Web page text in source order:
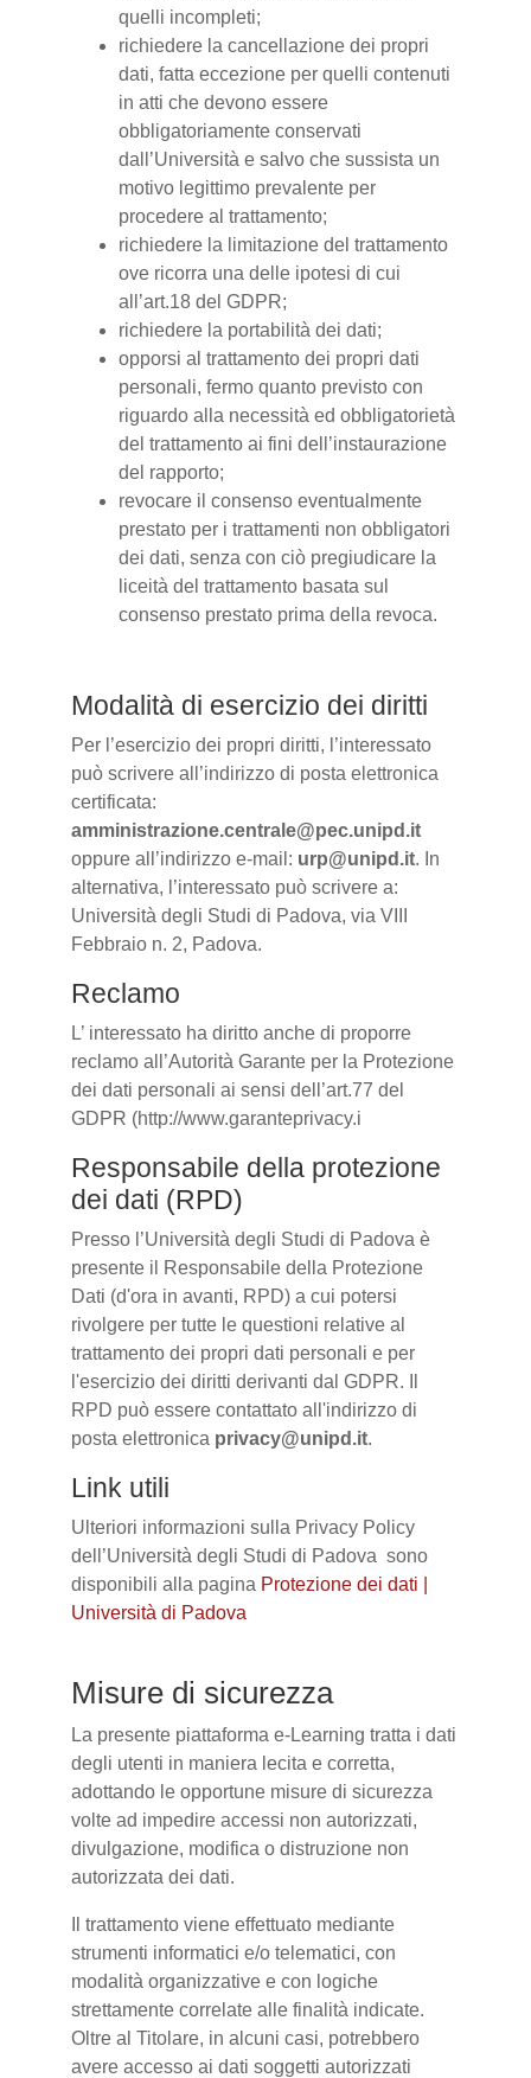
quelli incompleti;
richiedere la cancellazione dei propri
dati, fatta eccezione per quelli contenuti
in atti che devono essere
obbligatoriamente conservati
dall’Università e salvo che sussista un
motivo legittimo prevalente per
procedere al trattamento;
richiedere la limitazione del trattamento
ove ricorra una delle ipotesi di cui
all’art.18 del GDPR;
richiedere la portabilità dei dati;
opporsi al trattamento dei propri dati
personali, fermo quanto previsto con
riguardo alla necessità ed obbligatorietà
del trattamento ai fini dell’instaurazione
del rapporto;
revocare il consenso eventualmente
prestato per i trattamenti non obbligatori
dei dati, senza con ciò pregiudicare la
liceità del trattamento basata sul
consenso prestato prima della revoca.
Modalità di esercizio dei diritti
Per l’esercizio dei propri diritti, l’interessato
può scrivere all’indirizzo di posta elettronica
certificata:
amministrazione.centrale@pec.unipd.it
oppure all’indirizzo e-mail: urp@unipd.it. In
alternativa, l’interessato può scrivere a:
Università degli Studi di Padova, via VIII
Febbraio n. 2, Padova.
Reclamo
L’ interessato ha diritto anche di proporre
reclamo all’Autorità Garante per la Protezione
dei dati personali ai sensi dell’art.77 del
GDPR (http://www.garanteprivacy.i
Responsabile della protezione
dei dati (RPD)
Presso l’Università degli Studi di Padova è
presente il Responsabile della Protezione
Dati (d'ora in avanti, RPD) a cui potersi
rivolgere per tutte le questioni relative al
trattamento dei propri dati personali e per
l'esercizio dei diritti derivanti dal GDPR. Il
RPD può essere contattato all'indirizzo di
posta elettronica privacy@unipd.it.
Link utili
Ulteriori informazioni sulla Privacy Policy
dell’Università degli Studi di Padova sono
disponibili alla pagina Protezione dei dati |
Università di Padova
Misure di sicurezza
La presente piattaforma e-Learning tratta i dati
degli utenti in maniera lecita e corretta,
adottando le opportune misure di sicurezza
volte ad impedire accessi non autorizzati,
divulgazione, modifica o distruzione non
autorizzata dei dati.
Il trattamento viene effettuato mediante
strumenti informatici e/o telematici, con
modalità organizzative e con logiche
strettamente correlate alle finalità indicate.
Oltre al Titolare, in alcuni casi, potrebbero
avere accesso ai dati soggetti autorizzati